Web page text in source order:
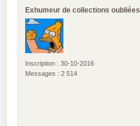
Exhumeur de collections oubliées
Inscription : 30-10-2016
Messages : 2 514